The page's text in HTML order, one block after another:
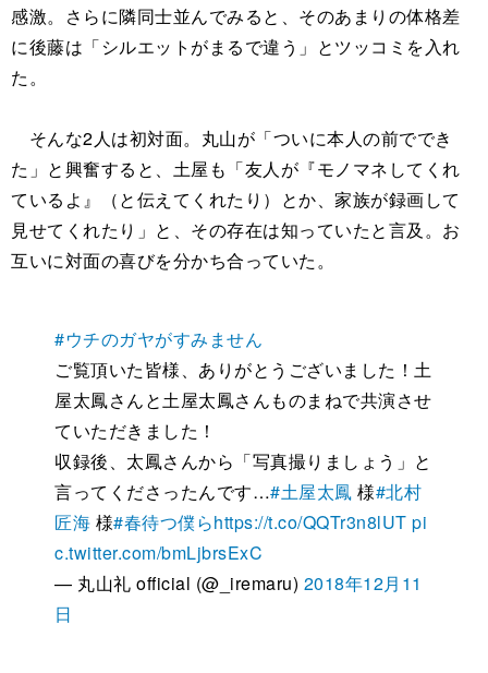
感激。さらに隣同士並んでみると、そのあまりの体格差
に後藤は「シルエットがまるで違う」とツッコミを入れ
た。
そんな2人は初対面。丸山が「ついに本人の前ででき
た」と興奮すると、土屋も「友人が『モノマネしてくれ
ているよ』（と伝えてくれたり）とか、家族が録画して
見せてくれたり」と、その存在は知っていたと言及。お
互いに対面の喜びを分かち合っていた。
#ウチのガヤがすみません
ご覧頂いた皆様、ありがとうございました！土
屋太鳳さんと土屋太鳳さんものまねで共演させ
ていただきました！
収録後、太鳳さんから「写真撮りましょう」と
言ってくださったんです…#土屋太鳳 様#北村
匠海 様#春待つ僕らhttps://t.co/QQTr3n8lUT pi
c.twitter.com/bmLjbrsExC
— 丸山礼 official (@_iremaru) 2018年12月11
日